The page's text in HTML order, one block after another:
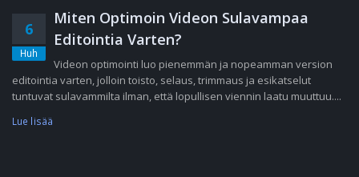
6
Huh
Miten Optimoin Videon Sulavampaa
Editointia Varten?
Videon optimointi luo pienemmän ja nopeamman version
editointia varten, jolloin toisto, selaus, trimmaus ja esikatselut
tuntuvat sulavammilta ilman, että lopullisen viennin laatu muuttuu....
Lue lisää